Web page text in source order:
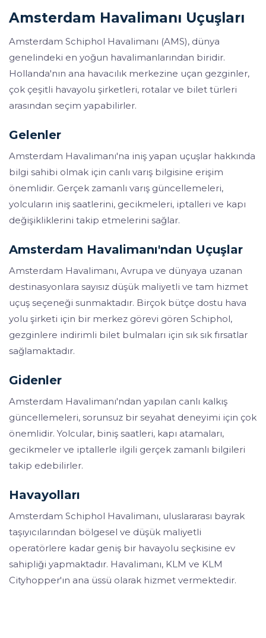
Amsterdam Havalimanı Uçuşları
Amsterdam Schiphol Havalimanı (AMS), dünya
genelindeki en yoğun havalimanlarından biridir.
Hollanda'nın ana havacılık merkezine uçan gezginler,
çok çeşitli havayolu şirketleri, rotalar ve bilet türleri
arasından seçim yapabilirler.
Gelenler
Amsterdam Havalimanı'na iniş yapan uçuşlar hakkında
bilgi sahibi olmak için canlı varış bilgisine erişim
önemlidir. Gerçek zamanlı varış güncellemeleri,
yolcuların iniş saatlerini, gecikmeleri, iptalleri ve kapı
değişikliklerini takip etmelerini sağlar.
Amsterdam Havalimanı'ndan Uçuşlar
Amsterdam Havalimanı, Avrupa ve dünyaya uzanan
destinasyonlara sayısız düşük maliyetli ve tam hizmet
uçuş seçeneği sunmaktadır. Birçok bütçe dostu hava
yolu şirketi için bir merkez görevi gören Schiphol,
gezginlere indirimli bilet bulmaları için sık sık fırsatlar
sağlamaktadır.
Gidenler
Amsterdam Havalimanı'ndan yapılan canlı kalkış
güncellemeleri, sorunsuz bir seyahat deneyimi için çok
önemlidir. Yolcular, biniş saatleri, kapı atamaları,
gecikmeler ve iptallerle ilgili gerçek zamanlı bilgileri
takip edebilirler.
Havayolları
Amsterdam Schiphol Havalimanı, uluslararası bayrak
taşıyıcılarından bölgesel ve düşük maliyetli
operatörlere kadar geniş bir havayolu seçkisine ev
sahipliği yapmaktadır. Havalimanı, KLM ve KLM
Cityhopper'ın ana üssü olarak hizmet vermektedir.